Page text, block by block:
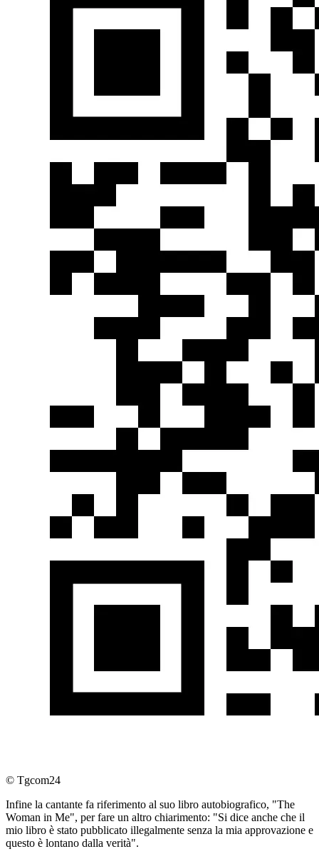
© Tgcom24
Infine la cantante fa riferimento al suo libro autobiografico, "The
Woman in Me", per fare un altro chiarimento: "Si dice anche che il
mio libro è stato pubblicato illegalmente senza la mia approvazione e
questo è lontano dalla verità".